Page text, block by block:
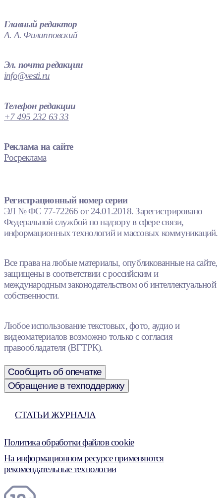
Главный редактор
А. А. Филипповский
Эл. почта редакции
info@vesti.ru
Телефон редакции
+7 495 232 63 33
Реклама на сайте
Росреклама
Регистрационный номер серии
ЭЛ № ФС 77-72266 от 24.01.2018. Зарегистрировано
Федеральной службой по надзору в сфере связи,
информационных технологий и массовых коммуникаций.
Все права на любые материалы, опубликованные на сайте,
защищены в соответствии с российским и
международным законодательством об интеллектуальной
собственности.
Любое использование текстовых, фото, аудио и
видеоматериалов возможно только с согласия
правообладателя (ВГТРК).
Сообщить об опечатке
Обращение в техподдержку
СТАТЬИ ЖУРНАЛА
Политика обработки файлов cookie
На информационном ресурсе применяются
рекомендательные технологии